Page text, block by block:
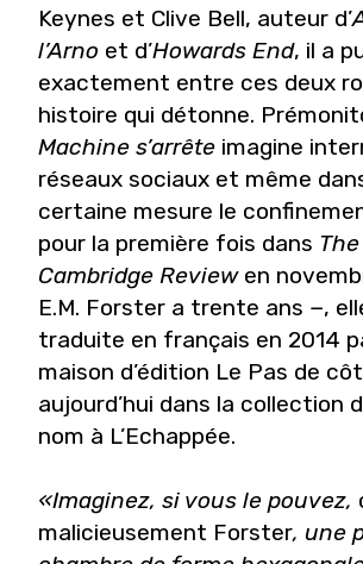
Keynes et Clive Bell, auteur d’
l’Arno et d’Howards End, il a
exactement entre ces deux
histoire qui détonne.
Machine s’arrête imagine
réseaux sociaux et même
certaine mesure le
pour la première fois dans
Cambridge Reviewen
E.M. Forster a trente ans −,
traduite en français en 2014
maison d’édition Le Pas de
aujourd’hui dans la collection
nom à L’Echappée.
«Imaginez, si vous le pouvez,
malicieusement Forster, une